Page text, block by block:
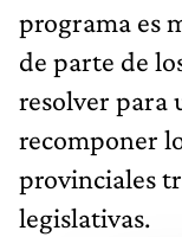
programa es
de parte de
resolver para
recomponer
provinciales
legislativas.